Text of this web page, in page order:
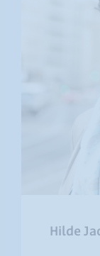
Hilde